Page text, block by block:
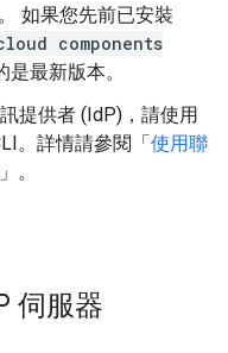
。 如果您先前已安裝
components
是最新版本。
提供者 (IdP)，請使用
。詳情請參閱「使用聯
」。
伺服器